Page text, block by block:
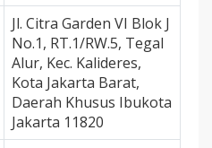
Jl. Citra Garden VI Blok J
No.1, RT.1/RW.5, Tegal
Alur, Kec. Kalideres,
Kota Jakarta Barat,
Daerah Khusus Ibukota
Jakarta 11820